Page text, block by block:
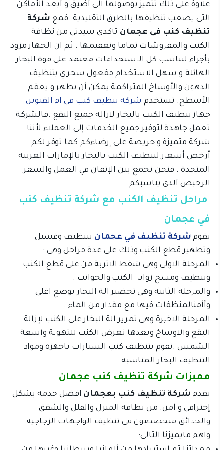
علاوة على ذلك تتميز بوصولها الى أضيق و أبعد الأماكن
التى يصعب تنظيفها بالطرق التقليدية .فمع شركة
تنظيف كنب فى عجمان تاكدى سيدتى من نظافة
الكنب والمفروشات تماما وتعقيمها . ثم ان الجهاز مزود
بأجزاء لتناسب كل الاستخدامات معتمد على قوة البخار
الهائلة.و سهل الاستخدام مفعول سحري بتنظيف
الدهون والأوساخ المتراكمة يمكن أن يطهر و يعقم
الأسطح. تستخدم شركة تنظيف كنب فى ام القيوين
جهاز تنظيف الكنب بالبخار لازالة جميع البقع .فالشركة
تعمل جاهدة لتوفير جميع الخدمات إلى العملاء لأننا
شركة متميزة و حريصة على إرضاءكم.كما توفر لكم
أرخص أسعار لتنظيف الكنب بالبخار بالإمارات العربية
المتحدة . فنحن نجمع بين الإتقان في العمل والسعر
الرخيص آلذي يناسبكم.
مراحل تنظيف الكنب مع شركة تنظيف كنب
في عجمان
تقوم شركة تنظيف في عجمان بتنظيف وغسيل
وتطهير قطع الكنب وذلك على عدة مراحل وهى :
المرحلة الاولى وهى شفط الاتربة من على قطع الكنب
وتنظيف ومسح زوايا الكنب والجوانب .
والمرحلة الثانية وهى تحضير الة البخار بوضع اغلى
وأأمنالمنظفات فيها مع مقدار من الماء .
المرحلة الاخيرة وهى تمرير الة البخار على الكنب لإزالة
البقع والاوساخ وبعدها نعرض الكنب للتهوية واشعة
الشمس .نقوم بتنظيف كنب السيارات باجهزة ومواد
التنظيف البخار المناسبه.
مميزات شركة تنظيف كنب عجمان
تقدم شركة تنظيف كنب بعجمان افضل خدمة بشكل
إحترافى و آمن. من نظافة المنزل والفلل والشقق
والحدائق.متحصصون فى تنظيف الواجهات الزجاجية.
واهم مايميزنا التالى: